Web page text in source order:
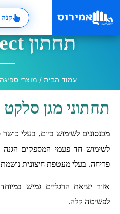
קנה
תחתון select סופג
עמוד הבית / מוצרי ספיגה
תחתוני מגן סלקט
לשימוש חד פעמי המספקים
פריחה. בעלי מעטפת חיצונית
אזור יציאת הרגליים גמיש
לפשיטה קלה.